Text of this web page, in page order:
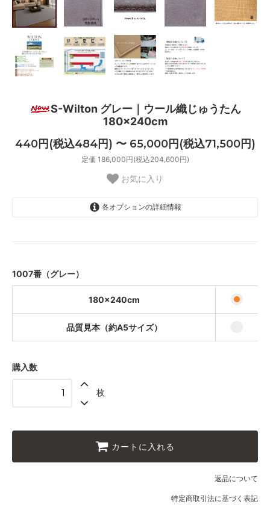
S-Wilton グレー｜ウール織じゅうたん
180×240cm
440円(税込484円) 〜 65,000円(税込71,500円)
定価 186,000円(税込204,600円)
お気に入り
各オプションの詳細情報
1007番（グレー）
180×240cm
品質見本（約A5サイズ）
購入数
枚
カートに入れる
返品について
特定商取引法に基づく表記